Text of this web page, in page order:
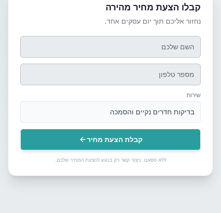
קבלו הצעת מחיר מהירה
נחזור אליכם תוך יום עסקים אחד.
שירות
בדיקות חדרים נקיים והסמכה
קבלת הצעת מחיר
ללא ספאם. ניצור קשר רק בנוגע להצעת המחיר שלכם.